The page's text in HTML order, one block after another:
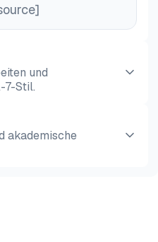
und
7-Stil.
akademische